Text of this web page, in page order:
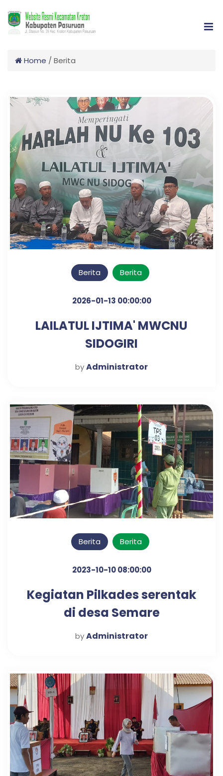
Home / Berita
Berita Berita
2026-01-13 00:00:00
LAILATUL IJTIMA' MWCNU
SIDOGIRI
byAdministrator
Berita Berita
2023-10-10 08:00:00
Kegiatan Pilkades serentak
di desa Semare
byAdministrator